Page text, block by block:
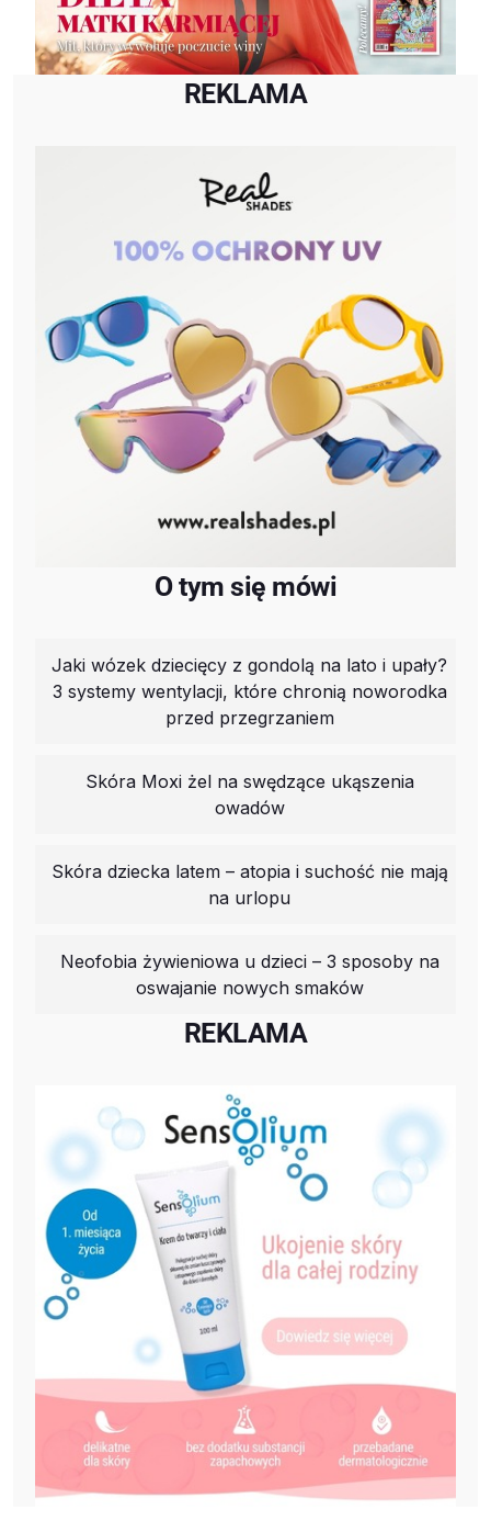
REKLAMA
O tym się mówi
Jaki wózek dziecięcy z gondolą na lato i upały?
3 systemy wentylacji, które chronią noworodka
przed przegrzaniem
Skóra Moxi żel na swędzące ukąszenia
owadów
Skóra dziecka latem – atopia i suchość nie mają
na urlopu
Neofobia żywieniowa u dzieci – 3 sposoby na
oswajanie nowych smaków
REKLAMA